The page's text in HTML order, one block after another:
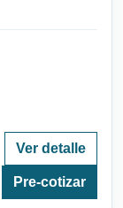
Ver detalle
Pre-cotizar